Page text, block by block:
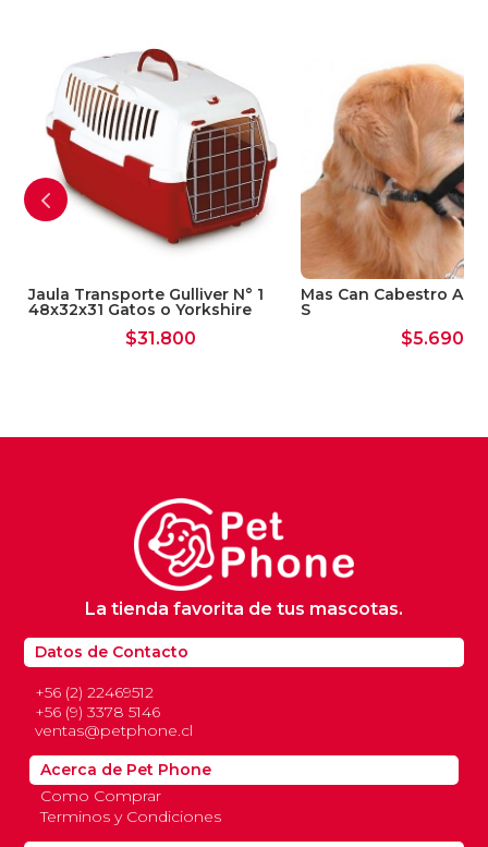
Jaula Transporte Gulliver N° 1
48x32x31 Gatos o Yorkshire
$31.800
Mas Can Cabestro
S
$5.690
Datos de Contacto
+56 (2) 22469512
+56 (9) 3378 5146
ventas@petphone.cl
La tienda favorita de tus mascotas.
Acerca de Pet Phone
Como Comprar
Terminos y Condiciones